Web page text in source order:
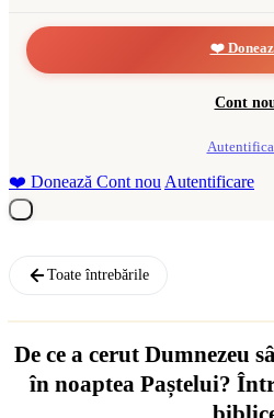
❤️
Cont
❤️ Donează Cont nou Autentificare
Toate întrebările
De ce a cerut Dumnezeu
în noaptea Paștelui?